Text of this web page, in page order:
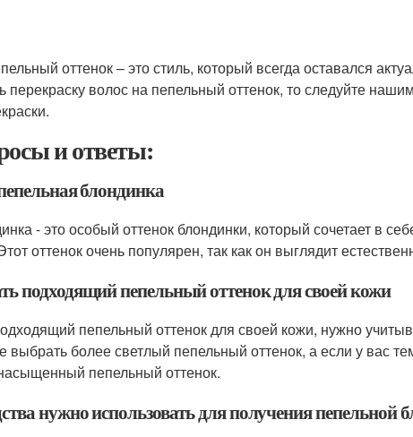
оттенок – это стиль, который всегда оставался
волос на пепельный оттенок, то следуйте
и ответы:
блондинка
- это особый оттенок блондинки, который сочетает в
оттенок очень популярен, так как он выглядит
подходящий пепельный оттенок для своей кожи
пепельный оттенок для своей кожи, нужно
выбрать более светлый пепельный оттенок, а если у вас
пепельный оттенок.
нужно использовать для получения пепельной